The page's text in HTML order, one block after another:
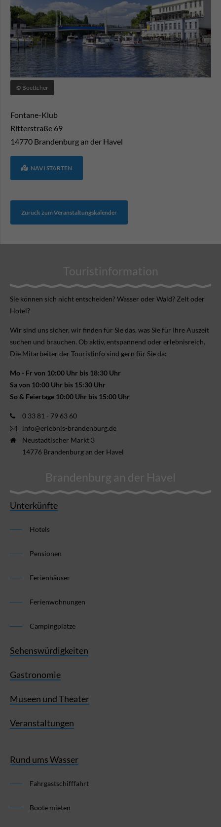
© Boettcher
Fontane-Klub
Ritterstraße 69
14770 Brandenburg an der Havel
NAVI STARTEN
Zurück zum Veranstaltungskalender
Touristinformation
Sie können sich nicht ent­scheiden? Wasser oder Wald? Zelt oder
Hotel?
Wir sind uns sicher, wir finden für Sie das, was Sie für Ihre Aus­zeit
suchen und brauchen. Ob aktiv, ent­spannend oder erlebnis­reich.
Die Mitarbeiter der Touristinfo sind gern für Sie da:
Mo - Fr von 10:00 Uhr bis 18:30 Uhr
Sa von 10:00 Uhr bis 15:30 Uhr
So & Feiertage 10:00 Uhr bis 15:00 Uhr
0 33 81 - 79 63 60
info@erlebnis-brandenburg.de
Neustädtischer Markt 3
14776 Brandenburg an der Havel
Brandenburg an der Havel
Unterkünfte
Hotels
Pensionen
Ferienhäuser
Ferienwohnungen
Campingplätze
Sehenswürdigkeiten
Gastronomie
Museen und Theater
Veranstaltungen
Rund ums Wasser
Fahrgastschifffahrt
Boote mieten